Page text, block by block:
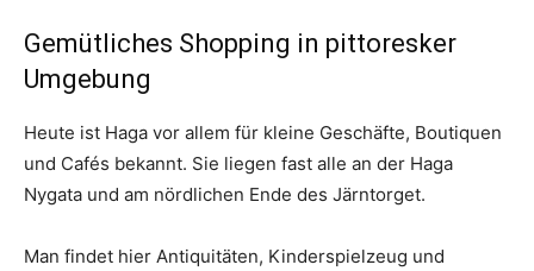
Gemütliches Shopping in pittoresker
Umgebung
Heute ist Haga vor allem für kleine Geschäfte, Boutiquen
und Cafés bekannt. Sie liegen fast alle an der Haga
Nygata und am nördlichen Ende des Järntorget.
Man findet hier Antiquitäten, Kinderspielzeug und